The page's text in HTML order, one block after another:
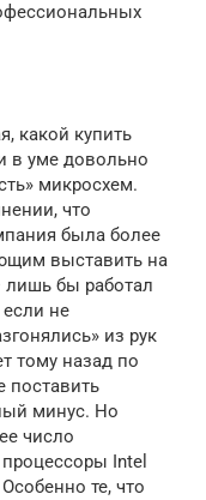
какой купить
в уме довольно
микросхем.
что
была более
выставить на
лишь бы работал
не
из рук
тому назад по
поставить
минус. Но
число
Intel
те, что